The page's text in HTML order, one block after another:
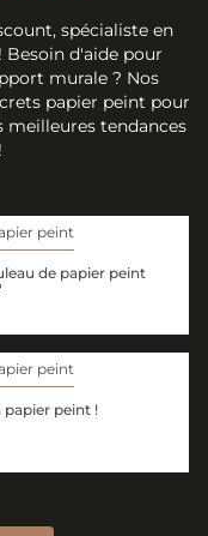
spécialiste en
Besoin d'aide pour
murale ? Nos
papier peint pour
meilleures tendances
peint
de papier peint
peint
papier peint !